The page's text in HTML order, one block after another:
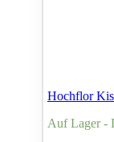
Hochflor
Auf Lager -